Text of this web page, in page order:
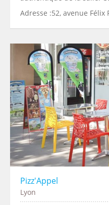
Adresse :52, avenue Félix
Pizz'Appel
Lyon